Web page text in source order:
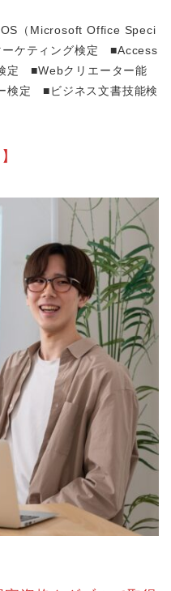
（Microsoft Office Speci
ケティング検定 ■Access
定 ■Webクリエーター能
検定 ■ビジネス文書技能検